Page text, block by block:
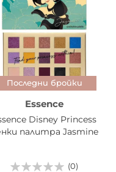
Последни бройки
Essence
Disney Princess
палитра Jasmine
(0)